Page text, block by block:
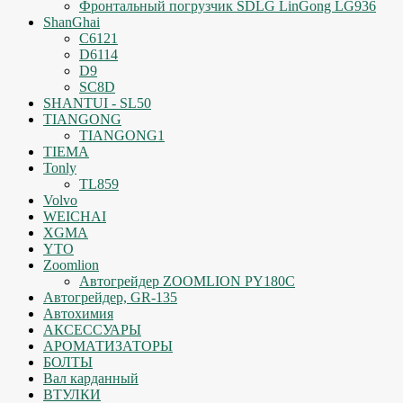
Фронтальный погрузчик SDLG LinGong LG936
ShanGhai
C6121
D6114
D9
SC8D
SHANTUI - SL50
TIANGONG
TIANGONG1
TIEMA
Tonly
TL859
Volvo
WEICHAI
XGMA
YTO
Zoomlion
Автогрейдер ZOOMLION PY180C
Автогрейдер, GR-135
Автохимия
АКСЕССУАРЫ
АРОМАТИЗАТОРЫ
БОЛТЫ
Вал карданный
ВТУЛКИ